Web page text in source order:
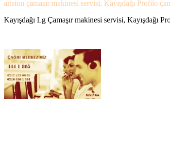
ariston çamaşır makinesi servisi, Kayışdağı Profilo
Kayışdağı Lg Çamaşır makinesi servisi, Kayışdağı